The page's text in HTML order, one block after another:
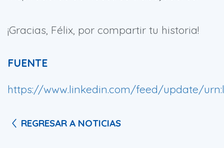
¡Gracias, Félix, por compartir tu historia!
FUENTE
https://www.linkedin.com/feed/update/
REGRESAR A NOTICIAS